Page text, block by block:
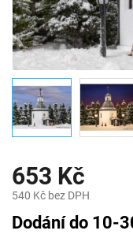
653 Kč
540 Kč bez DPH
Měrná
cena:
Dodání do 10-